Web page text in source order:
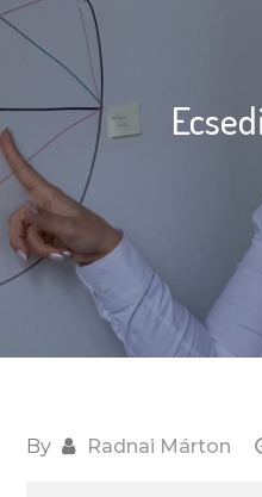
By Radnai Márton